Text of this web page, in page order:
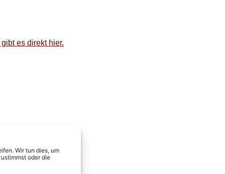
Wir tun dies, um
oder die
es direkt hier.